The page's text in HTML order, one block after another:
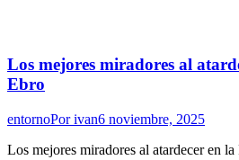
Los mejores miradores al
Ebro
entornoPorivan6 noviembre, 2025
Los mejores miradores al atardecer en